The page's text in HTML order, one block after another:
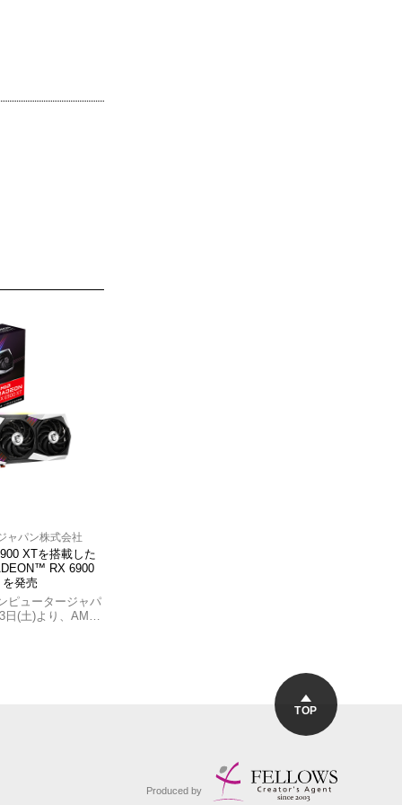
ャパン株式会社
XTを搭載した
RX 6900
発売
ピュータージャパ
日(土)より、AM…
TOP
Produced by